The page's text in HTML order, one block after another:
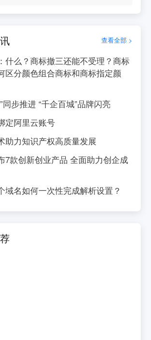
查看全部 >
什么？商标撤三还能不受理？商标
区分颜色组合商标和商标指定颜
同步推进 “千企百城”品牌闪亮
定阿里云账号
助力知识产权高质量发展
7款创新创业产品 全面助力创企成
域名如何一次性完成解析设置？